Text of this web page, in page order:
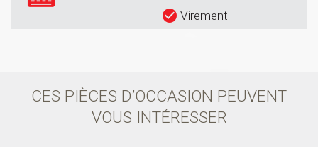
Virement
CES PIÈCES D’OCCASION PEUVENT
VOUS INTÉRESSER